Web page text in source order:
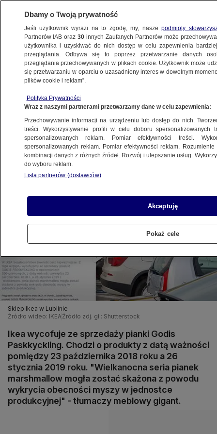
BIZNES
ZE ŚWIATA
"Mogły zostać skażone z powodu
obecności myszy"
24.02.2018, 12:49
Udostępnij
Sklep Ikea w Lublinie
Źródło wideo: IKEAŹródło zdj. gł.: Shutterstock
Ikea wycofuje ze sprzedaży pianki Godis
Paskkyckling. Chodzi o produkty z datą ważności
pomiędzy 23 października 2018 roku a 26
stycznia 2019 roku. "Wielkanocna seria pianek
marshmallow mogła zostać skażona z powodu
wykrycia obecności myszy w jednostce
produkcyjnej" - tłumaczy meblowy gigant.
Dbamy o Twoją prywatność
Jeśli użytkownik wyrazi na to zgodę, my, naszepodmioty
Partnerów IAB oraz30 innych Zaufanych Partnerów może
użytkownika i uzyskiwać do nich dostęp w celu zapewnienia
przeglądania. Odbywa się to poprzez przetwarzanie danych
przeglądania przechowywanych w plikach cookie. Użytkownik może
się przetwarzaniu w oparciu o uzasadniony interes w dowolnym
plików cookie i reklam”.
Polityka Prywatności
Wraz z naszymi partnerami przetwarzamy dane w celu zapewnienia:
Przechowywanie informacji na urządzeniu lub dostęp do nich.
treści. Wykorzystywanie profili w celu doboru spersonalizowanych
spersonalizowanych reklam. Pomiar efektywności treści.
spersonalizowanych reklam. Pomiar efektywności reklam.
kombinacji danych z różnych źródeł. Rozwój i ulepszanie usług.
do wyboru reklam.
Lista partnerów (dostawców)
Akceptuję
Pokaż cele